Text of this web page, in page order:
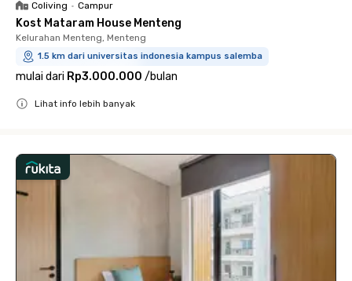
Coliving • Campur
Kost Mataram House Menteng
Kelurahan Menteng, Menteng
1.5 km dari universitas indonesia kampus salemba
mulai dari Rp3.000.000 /bulan
Lihat info lebih banyak